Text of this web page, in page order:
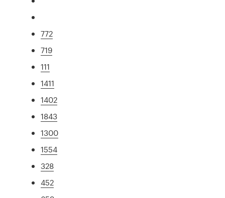
772
719
111
1411
1402
1843
1300
1554
328
452